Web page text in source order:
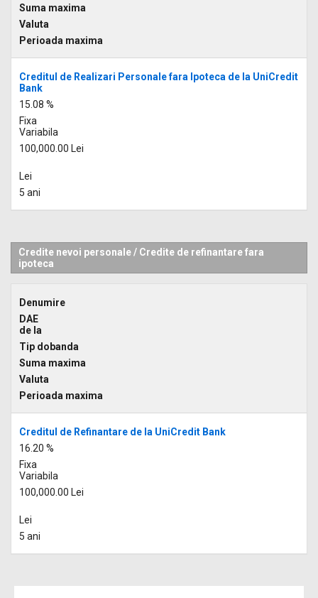
Suma maxima
Valuta
Perioada maxima
Creditul de Realizari Personale fara Ipoteca de la UniCredit
Bank
15.08 %
Fixa
Variabila
100,000.00 Lei
Lei
5 ani
Credite nevoi personale/ Credite de refinantare fara
ipoteca
Denumire
DAE
de la
Tip dobanda
Suma maxima
Valuta
Perioada maxima
Creditul de Refinantare de la UniCredit Bank
16.20 %
Fixa
Variabila
100,000.00 Lei
Lei
5 ani